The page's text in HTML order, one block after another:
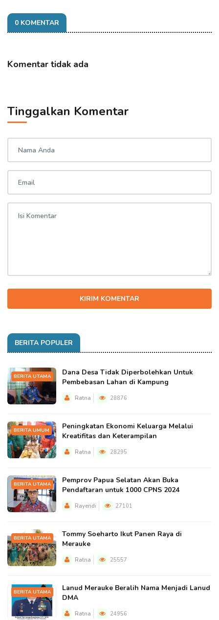
0 KOMENTAR
Komentar tidak ada
Tinggalkan Komentar
KIRIM KOMENTAR
BERITA POPULER
BERITA UTAMA
Dana Desa Tidak Diperbolehkan Untuk
Pembebasan Lahan di Kampung
Ratna 28876
BERITA UMUM
Peningkatan Ekonomi Keluarga Melalui
Kreatifitas dan Keterampilan
Ratna 28295
BERITA UTAMA
Pemprov Papua Selatan Akan Buka
Pendaftaran untuk 1000 CPNS 2024
Rayendi 27101
BERITA UTAMA
Tommy Soeharto Ikut Panen Raya di
Merauke
Ratna 25557
BERITA UTAMA
Lanud Merauke Beralih Nama Menjadi Lanud
DMA
Ratna 24956